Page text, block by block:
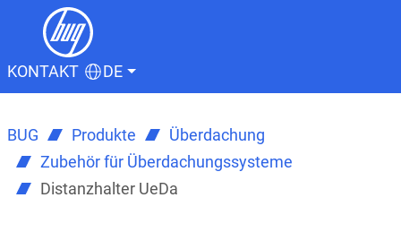
KONTAKT DE
BUG Produkte
Überdachung
Zubehör für Überdachungssysteme
Distanzhalter UeDa